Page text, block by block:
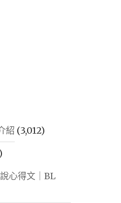
紹 (3,012)
心得文｜BL